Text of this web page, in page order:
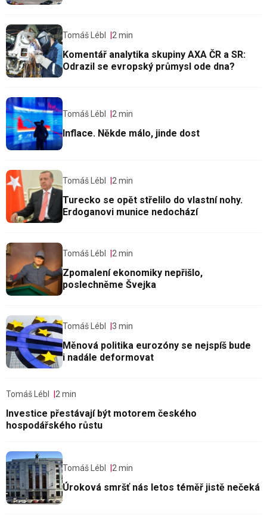
Tomáš Lébl 2 min
Komentář analytika skupiny AXA ČR a SR:
Odrazil se evropský průmysl ode dna?
Tomáš Lébl 2 min
Inflace. Někde málo, jinde dost
Tomáš Lébl 2 min
Turecko se opět střelilo do vlastní nohy.
Erdoganovi munice nedochází
Tomáš Lébl 2 min
Zpomalení ekonomiky nepřišlo,
poslechněme Švejka
Tomáš Lébl 3 min
Měnová politika eurozóny se nejspíš bude
i nadále deformovat
Tomáš Lébl 2 min
Investice přestávají být motorem českého
hospodářského růstu
Tomáš Lébl 2 min
Úroková smršť nás letos téměř jistě nečeká